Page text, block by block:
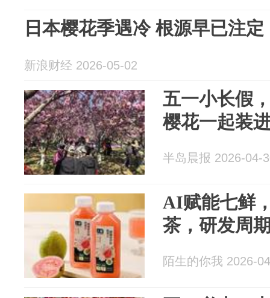
日本樱花季遇冷 根源早已注定
新浪财经 2026-05-02
五一小长假
樱花一起装
半岛晨报 2026-04-
AI赋能七鲜
茶，研发周
陌生的你我 2026-